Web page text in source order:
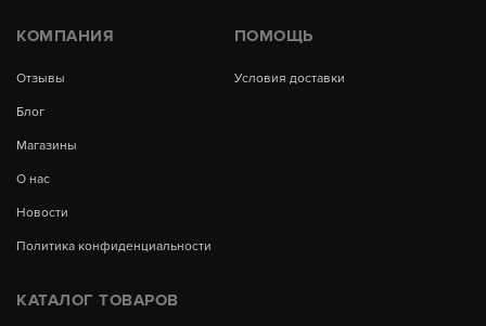
КОМПАНИЯ
Отзывы
Блог
Магазины
О нас
Новости
Политика конфиденциальности
ПОМОЩЬ
Условия доставки
КАТАЛОГ ТОВАРОВ